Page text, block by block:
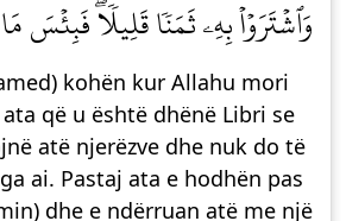
وَٱشۡتَرَوۡاْ بِهِۦ ثَمَنٗا قَلِيلٗاۖ فَبِئۡسَ مَا
kohën kur Allahu mori
që u është dhënë Libri se
atë njerëzve dhe nuk do të
ai. Pastaj ata e hodhën pas
dhe e ndërruan atë me një